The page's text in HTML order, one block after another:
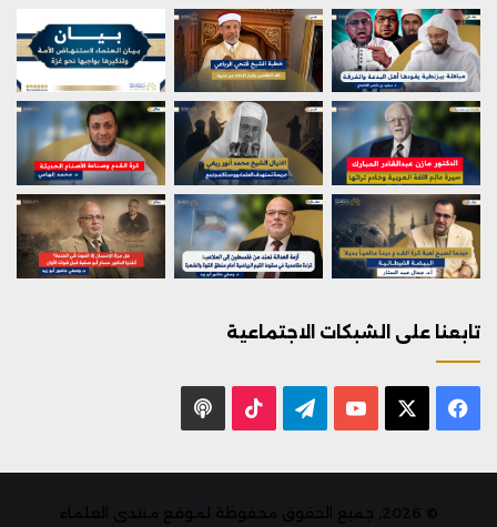
تابعنا على الشبكات الاجتماعية
فيسبوك يوتيوب تيلقرام ‫TikTok
© 2026, جميع الحقوق محفوظة لموقع منتدى العلماء